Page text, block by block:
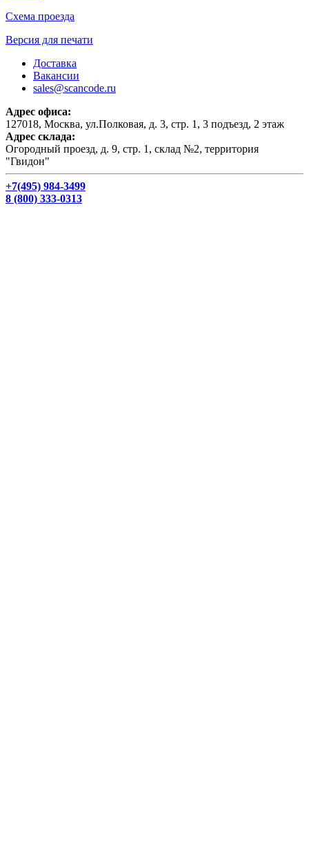
Схема проезда
Версия для печати
Доставка
Вакансии
sales@scancode.ru
Адрес офиса:
127018, Москва, ул.Полковая, д. 3, стр. 1, 3 подъезд, 2 этаж
Адрес склада:
Огородный проезд, д. 9, стр. 1, склад №2, территория
"Гвидон"
+7(495) 984-3499
8 (800) 333-0313